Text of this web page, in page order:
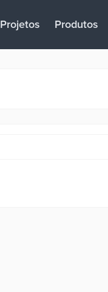
Projetos Produtos